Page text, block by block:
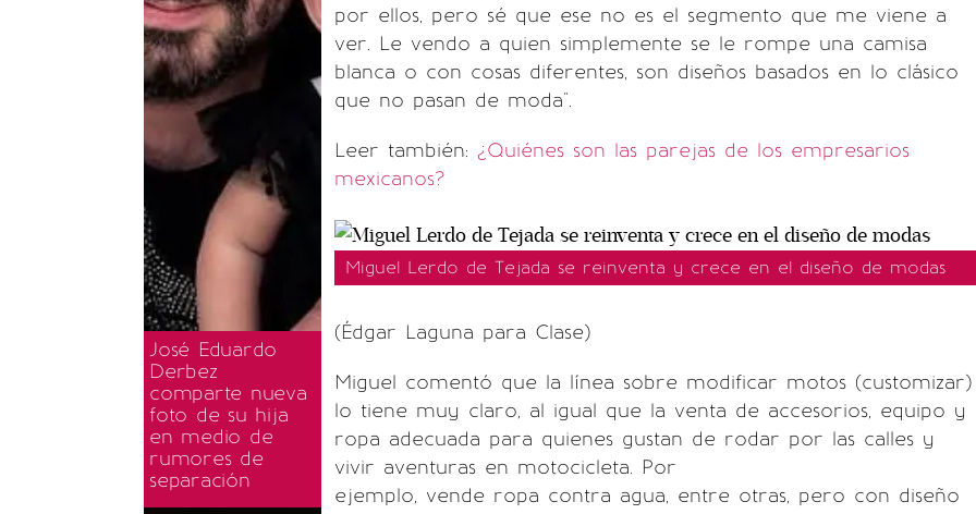
José Eduardo
Derbez
comparte nueva
foto de su hija
en medio de
rumores de
separación
por ellos, pero sé que ese no es el segmento que me viene a
ver. Le vendo a quien simplemente se le rompe una camisa
blanca o con cosas diferentes, son diseños basados en lo clásico
que no pasan de moda".
Leer también: ¿Quiénes son las parejas de los empresarios
mexicanos?
Miguel Lerdo de Tejada se reinventa y crece en el diseño de modas
(Édgar Laguna para Clase)
Miguel comentó que la línea sobre modificar motos (customizar)
lo tiene muy claro, al igual que la venta de accesorios, equipo y
ropa adecuada para quienes gustan de rodar por las calles y
vivir aventuras en motocicleta. Por
ejemplo, vende ropa contra agua, entre otras, pero con diseño